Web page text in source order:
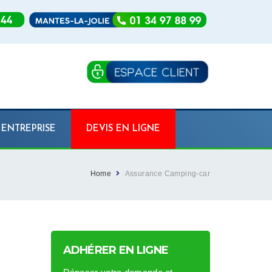
ENTREPRISE DEVIS EN LIGNE
Home Assurance Camping-car
ADHÉRER EN LIGNE